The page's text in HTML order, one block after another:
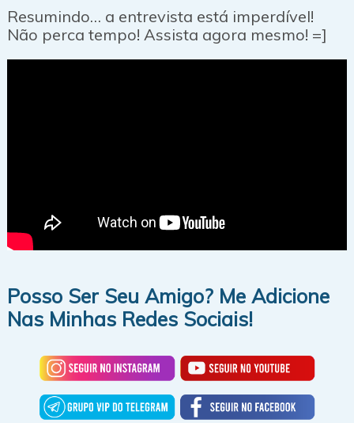
Resumindo… a entrevista está imperdível!
Não perca tempo! Assista agora mesmo! =]
Posso Ser Seu Amigo? Me Adicione
Nas Minhas Redes Sociais!